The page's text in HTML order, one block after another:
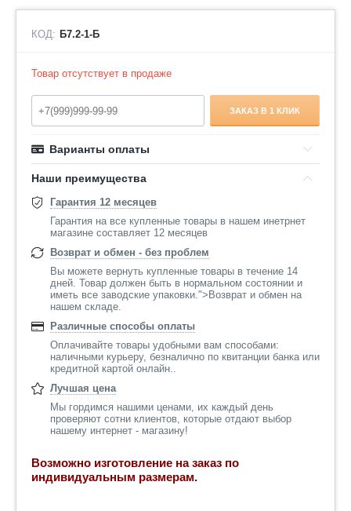
КОД: Б7.2-1-Б
Товар отсутствует в продаже
ЗАКАЗ В 1 КЛИК
Варианты оплаты
Наши преимущества
Гарантия 12 месяцев
Гарантия на все купленные товары в нашем инетрнет
магазине составляет 12 месяцев
Возврат и обмен - без проблем
Вы можете вернуть купленные товары в течение 14
дней. Товар должен быть в нормальном состоянии и
иметь все заводские упаковки.">Возврат и обмен на
нашем складе.
Различные способы оплаты
Оплачивайте товары удобными вам способами:
наличными курьеру, безналично по квитанции банка или
кредитной картой онлайн..
Лучшая цена
Мы гордимся нашими ценами, их каждый день
проверяют сотни клиентов, которые отдают выбор
нашему интернет - магазину!
Возможно изготовление на заказ по
индивидуальным размерам.